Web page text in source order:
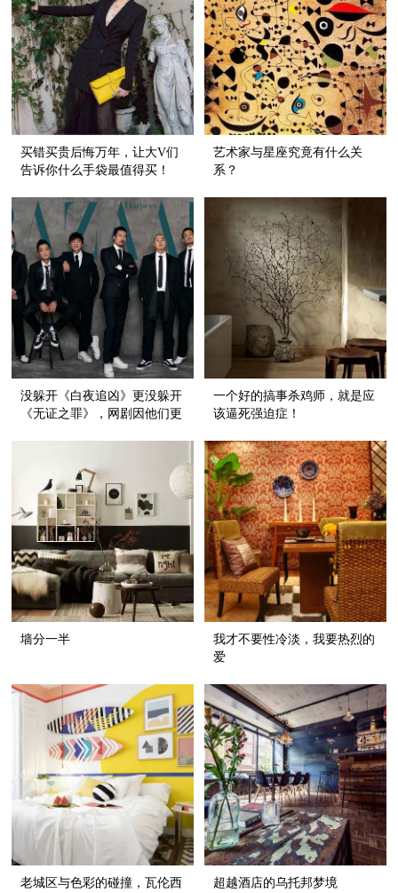
买错买贵后悔万年，让大V们
告诉你什么手袋最值得买！
艺术家与星座究竟有什么关
系？
没躲开《白夜追凶》更没躲开
《无证之罪》，网剧因他们更
一个好的搞事杀鸡师，就是应
该逼死强迫症！
墙分一半
我才不要性冷淡，我要热烈的
爱
老城区与色彩的碰撞，瓦伦西
超越酒店的乌托邦梦境